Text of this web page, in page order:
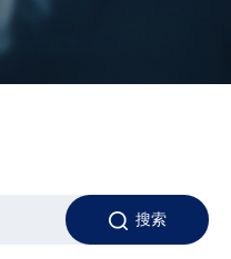
搜索